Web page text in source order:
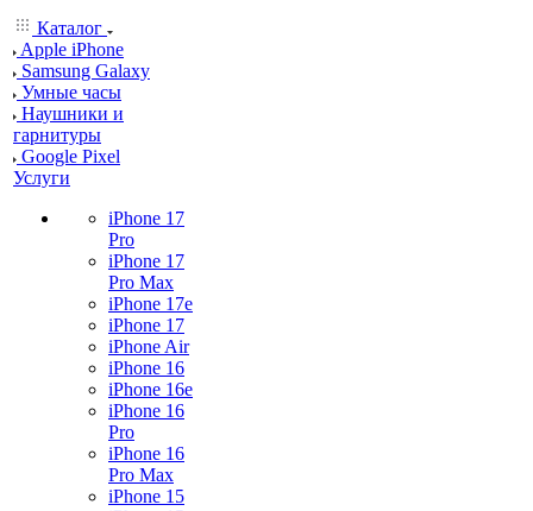
Каталог
Apple iPhone
Samsung Galaxy
Умные часы
Наушники и
гарнитуры
Google Pixel
Услуги
iPhone 17
Pro
iPhone 17
Pro Max
iPhone 17e
iPhone 17
iPhone Air
iPhone 16
iPhone 16e
iPhone 16
Pro
iPhone 16
Pro Max
iPhone 15